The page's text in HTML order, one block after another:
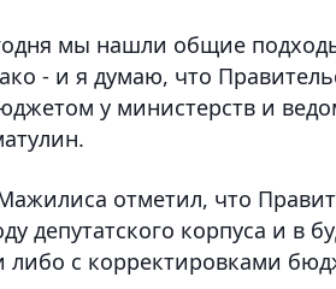
мы нашли общие
- и я думаю, что
у министерств и
отметил, что
депутатского корпуса и в
либо с корректировками